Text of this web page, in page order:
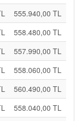
555.940,00 TL
558.480,00 TL
557.990,00 TL
558.060,00 TL
560.490,00 TL
558.040,00 TL